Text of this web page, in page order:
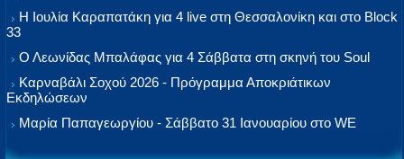
Η Ιουλία Καραπατάκη για 4 live στη Θεσσαλονίκη και στο Block
33
Ο Λεωνίδας Μπαλάφας για 4 Σάββατα στη σκηνή του Soul
Καρναβάλι Σοχού 2026 - Πρόγραμμα Αποκριάτικων
Εκδηλώσεων
Μαρία Παπαγεωργίου - Σάββατο 31 Ιανουαρίου στο WE